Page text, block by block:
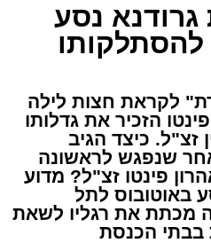
נסע
לקראת חצות לילה
הזכיר את גדלותו
זצ"ל. כיצד הגיב
שנפגש לראשונה
פינטו זצ"ל? מדוע
באוטובוס לתל
מכתת את רגליו לשאת
בבתי הכנסת